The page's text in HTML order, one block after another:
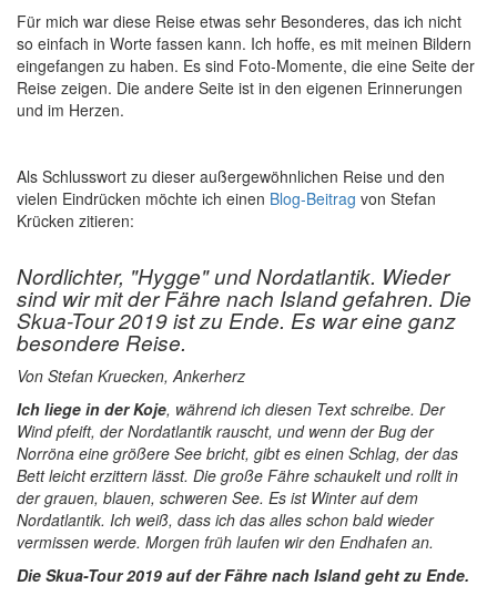
Für mich war diese Reise etwas sehr Besonderes, das ich nicht
so einfach in Worte fassen kann. Ich hoffe, es mit meinen Bildern
eingefangen zu haben. Es sind Foto-Momente, die eine Seite der
Reise zeigen. Die andere Seite ist in den eigenen Erinnerungen
und im Herzen.
Als Schlusswort zu dieser außergewöhnlichen Reise und den
vielen Eindrücken möchte ich einen Blog-Beitrag von Stefan
Krücken zitieren:
Nordlichter, "Hygge" und Nordatlantik. Wieder
sind wir mit der Fähre nach Island gefahren. Die
Skua-Tour 2019 ist zu Ende. Es war eine ganz
besondere Reise.
Von Stefan Kruecken, Ankerherz
Ich liege in der Koje, während ich diesen Text schreibe. Der
Wind pfeift, der Nordatlantik rauscht, und wenn der Bug der
Norröna eine größere See bricht, gibt es einen Schlag, der das
Bett leicht erzittern lässt. Die große Fähre schaukelt und rollt in
der grauen, blauen, schweren See. Es ist Winter auf dem
Nordatlantik. Ich weiß, dass ich das alles schon bald wieder
vermissen werde. Morgen früh laufen wir den Endhafen an.
Die Skua-Tour 2019 auf der Fähre nach Island geht zu Ende.